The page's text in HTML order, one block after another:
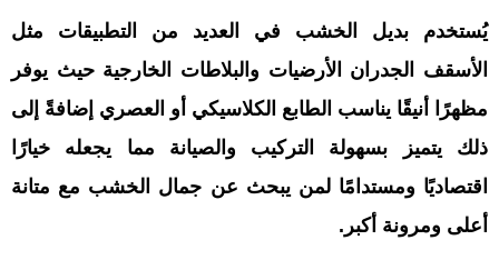
يُستخدم بديل الخشب في العديد من التطبيقات مثل
الأسقف الجدران الأرضيات والبلاطات الخارجية حيث يوفر
مظهرًا أنيقًا يناسب الطابع الكلاسيكي أو العصري إضافةً إلى
ذلك يتميز بسهولة التركيب والصيانة مما يجعله خيارًا
اقتصاديًا ومستدامًا لمن يبحث عن جمال الخشب مع متانة
أعلى ومرونة أكبر.